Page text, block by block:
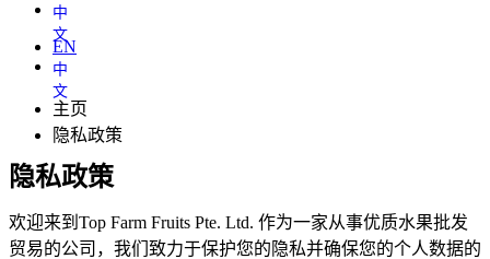
EN
主页
隐私政策
隐私政策
欢迎来到Top Farm Fruits Pte. Ltd. 作为一家从事优质水果批发
贸易的公司，我们致力于保护您的隐私并确保您的个人数据的